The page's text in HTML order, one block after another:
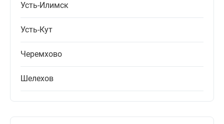
Усть-Илимск
Усть-Кут
Черемхово
Шелехов